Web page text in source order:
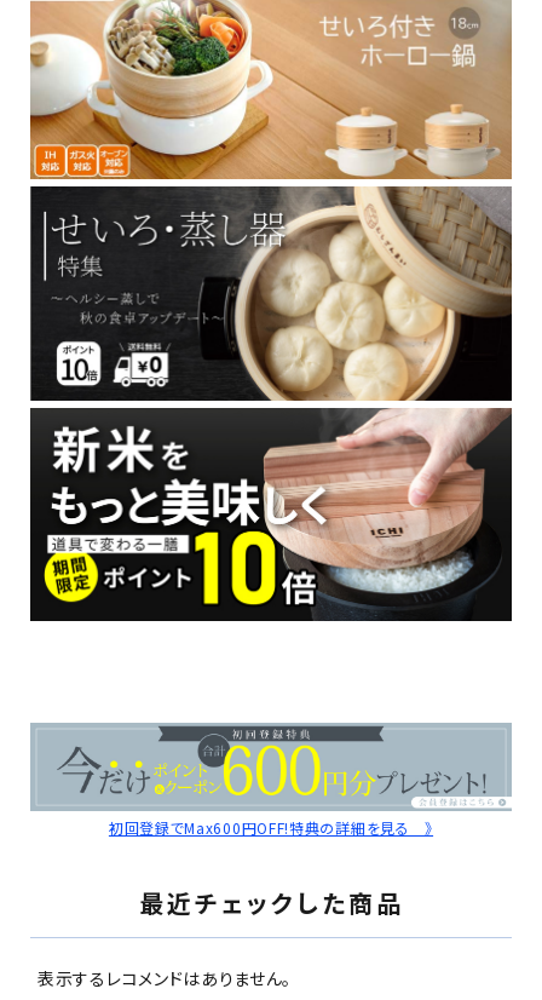
初回登録でMax600円OFF!特典の詳細を見る 》
最近チェックした商品
表示するレコメンドはありません。